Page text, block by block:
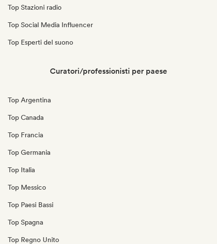
Top Stazioni radio
Top Social Media Influencer
Top Esperti del suono
Curatori/professionisti per paese
Top Argentina
Top Canada
Top Francia
Top Germania
Top Italia
Top Messico
Top Paesi Bassi
Top Spagna
Top Regno Unito